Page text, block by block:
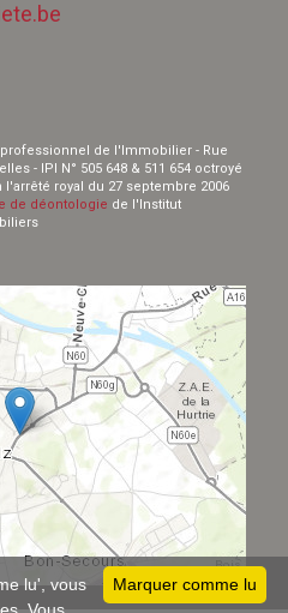
de l'Immobilier - Rue
- IPI N° 505 648 & 511 654 octroyé
l'arrêté royal du 27 septembre 2006
de déontologie de l'Institut
Marquer comme lu
lu', vous